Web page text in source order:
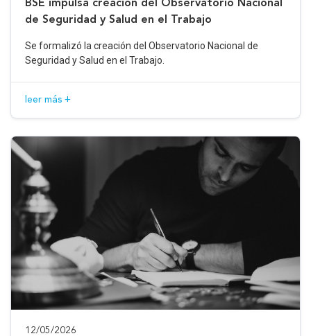
de Seguridad y Salud en el Trabajo
Se formalizó la creación del Observatorio Nacional de
Seguridad y Salud en el Trabajo.
leer más +
12/05/2026